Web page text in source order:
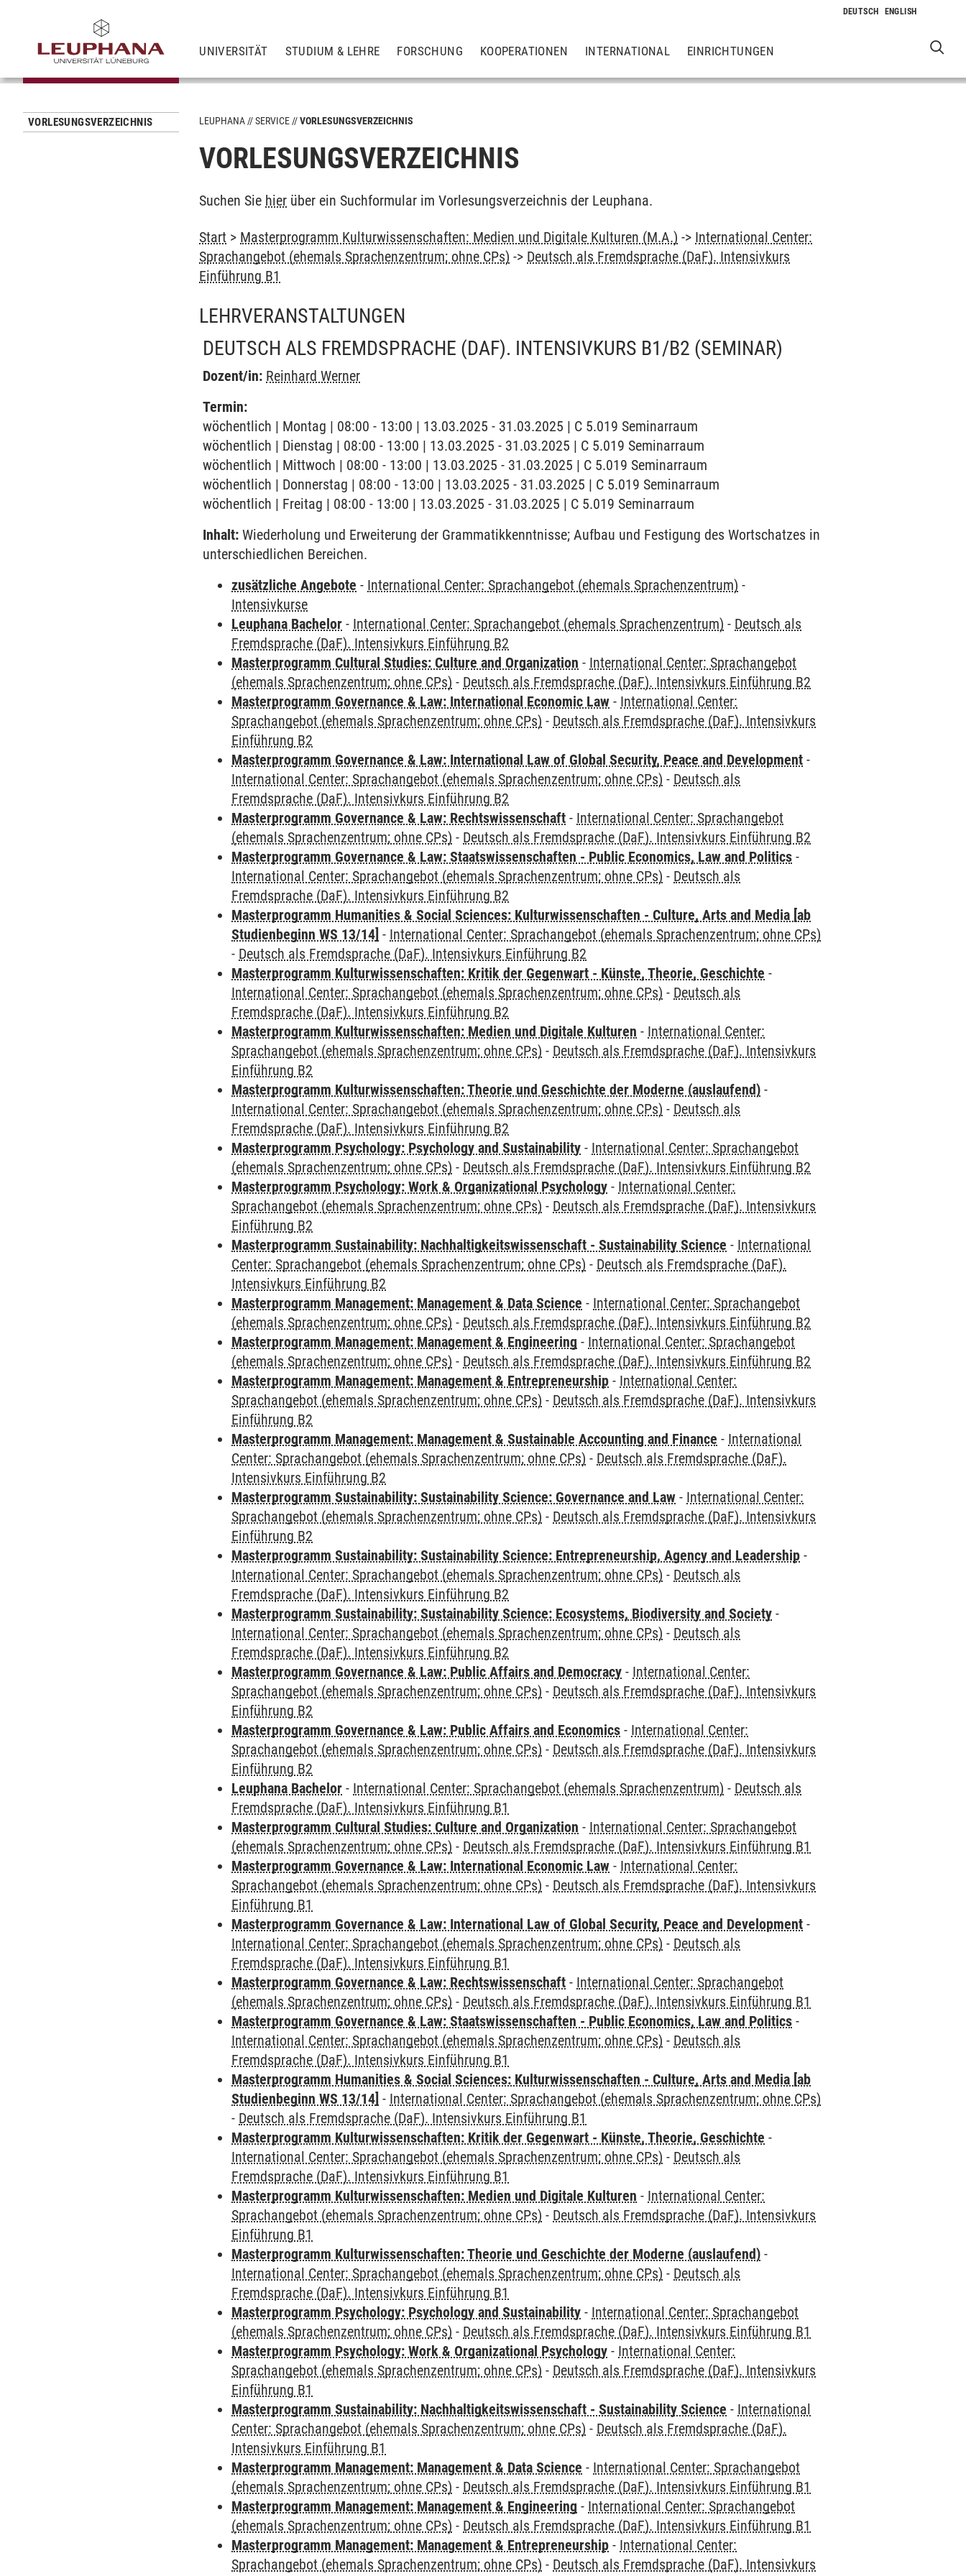
UNIVERSITÄT STUDIUM & LEHRE FORSCHUNG KOOPERATIONEN INTERNATIONAL EINRICHTUNGEN
VORLESUNGSVERZEICHNIS LEUPHANA SERVICE VORLESUNGSVERZEICHNIS
VORLESUNGSVERZEICHNIS
Suchen Sie hier über ein Suchformular im Vorlesungsverzeichnis der Leuphana.
Start > Masterprogramm Kulturwissenschaften: Medien und Digitale Kulturen (M.A.) -> International Center:
Sprachangebot (ehemals Sprachenzentrum; ohne CPs) -> Deutsch als Fremdsprache (DaF). Intensivkurs
Einführung B1
LEHRVERANSTALTUNGEN
DEUTSCH ALS FREMDSPRACHE (DAF). INTENSIVKURS B1/B2 (SEMINAR)
Dozent/in: Reinhard Werner
Termin:
wöchentlich | Montag | 08:00 - 13:00 | 13.03.2025 - 31.03.2025 | C 5.019 Seminarraum
wöchentlich | Dienstag | 08:00 - 13:00 | 13.03.2025 - 31.03.2025 | C 5.019 Seminarraum
wöchentlich | Mittwoch | 08:00 - 13:00 | 13.03.2025 - 31.03.2025 | C 5.019 Seminarraum
wöchentlich | Donnerstag | 08:00 - 13:00 | 13.03.2025 - 31.03.2025 | C 5.019 Seminarraum
wöchentlich | Freitag | 08:00 - 13:00 | 13.03.2025 - 31.03.2025 | C 5.019 Seminarraum
Inhalt: Wiederholung und Erweiterung der Grammatikkenntnisse; Aufbau und Festigung des Wortschatzes in
unterschiedlichen Bereichen.
zusätzliche Angebote - International Center: Sprachangebot (ehemals Sprachenzentrum) -
Intensivkurse
Leuphana Bachelor - International Center: Sprachangebot (ehemals Sprachenzentrum) - Deutsch als
Fremdsprache (DaF). Intensivkurs Einführung B2
Masterprogramm Cultural Studies: Culture and Organization - International Center: Sprachangebot
(ehemals Sprachenzentrum; ohne CPs) - Deutsch als Fremdsprache (DaF). Intensivkurs Einführung B2
Masterprogramm Governance & Law: International Economic Law - International Center:
Sprachangebot (ehemals Sprachenzentrum; ohne CPs) - Deutsch als Fremdsprache (DaF). Intensivkurs
Einführung B2
Masterprogramm Governance & Law: International Law of Global Security, Peace and Development -
International Center: Sprachangebot (ehemals Sprachenzentrum; ohne CPs) - Deutsch als
Fremdsprache (DaF). Intensivkurs Einführung B2
Masterprogramm Governance & Law: Rechtswissenschaft - International Center: Sprachangebot
(ehemals Sprachenzentrum; ohne CPs) - Deutsch als Fremdsprache (DaF). Intensivkurs Einführung B2
Masterprogramm Governance & Law: Staatswissenschaften - Public Economics, Law and Politics -
International Center: Sprachangebot (ehemals Sprachenzentrum; ohne CPs) - Deutsch als
Fremdsprache (DaF). Intensivkurs Einführung B2
Masterprogramm Humanities & Social Sciences: Kulturwissenschaften - Culture, Arts and Media [ab
Studienbeginn WS 13/14] - International Center: Sprachangebot (ehemals Sprachenzentrum; ohne CPs)
- Deutsch als Fremdsprache (DaF). Intensivkurs Einführung B2
Masterprogramm Kulturwissenschaften: Kritik der Gegenwart - Künste, Theorie, Geschichte -
International Center: Sprachangebot (ehemals Sprachenzentrum; ohne CPs) - Deutsch als
Fremdsprache (DaF). Intensivkurs Einführung B2
Masterprogramm Kulturwissenschaften: Medien und Digitale Kulturen - International Center:
Sprachangebot (ehemals Sprachenzentrum; ohne CPs) - Deutsch als Fremdsprache (DaF). Intensivkurs
Einführung B2
Masterprogramm Kulturwissenschaften: Theorie und Geschichte der Moderne (auslaufend) -
International Center: Sprachangebot (ehemals Sprachenzentrum; ohne CPs) - Deutsch als
Fremdsprache (DaF). Intensivkurs Einführung B2
Masterprogramm Psychology: Psychology and Sustainability - International Center: Sprachangebot
(ehemals Sprachenzentrum; ohne CPs) - Deutsch als Fremdsprache (DaF). Intensivkurs Einführung B2
Masterprogramm Psychology: Work & Organizational Psychology - International Center:
Sprachangebot (ehemals Sprachenzentrum; ohne CPs) - Deutsch als Fremdsprache (DaF). Intensivkurs
Einführung B2
Masterprogramm Sustainability: Nachhaltigkeitswissenschaft - Sustainability Science - International
Center: Sprachangebot (ehemals Sprachenzentrum; ohne CPs) - Deutsch als Fremdsprache (DaF).
Intensivkurs Einführung B2
Masterprogramm Management: Management & Data Science - International Center: Sprachangebot
(ehemals Sprachenzentrum; ohne CPs) - Deutsch als Fremdsprache (DaF). Intensivkurs Einführung B2
Masterprogramm Management: Management & Engineering - International Center: Sprachangebot
(ehemals Sprachenzentrum; ohne CPs) - Deutsch als Fremdsprache (DaF). Intensivkurs Einführung B2
Masterprogramm Management: Management & Entrepreneurship - International Center:
Sprachangebot (ehemals Sprachenzentrum; ohne CPs) - Deutsch als Fremdsprache (DaF). Intensivkurs
Einführung B2
Masterprogramm Management: Management & Sustainable Accounting and Finance - International
Center: Sprachangebot (ehemals Sprachenzentrum; ohne CPs) - Deutsch als Fremdsprache (DaF).
Intensivkurs Einführung B2
Masterprogramm Sustainability: Sustainability Science: Governance and Law - International Center:
Sprachangebot (ehemals Sprachenzentrum; ohne CPs) - Deutsch als Fremdsprache (DaF). Intensivkurs
Einführung B2
Masterprogramm Sustainability: Sustainability Science: Entrepreneurship, Agency and Leadership -
International Center: Sprachangebot (ehemals Sprachenzentrum; ohne CPs) - Deutsch als
Fremdsprache (DaF). Intensivkurs Einführung B2
Masterprogramm Sustainability: Sustainability Science: Ecosystems, Biodiversity and Society -
International Center: Sprachangebot (ehemals Sprachenzentrum; ohne CPs) - Deutsch als
Fremdsprache (DaF). Intensivkurs Einführung B2
Masterprogramm Governance & Law: Public Affairs and Democracy - International Center:
Sprachangebot (ehemals Sprachenzentrum; ohne CPs) - Deutsch als Fremdsprache (DaF). Intensivkurs
Einführung B2
Masterprogramm Governance & Law: Public Affairs and Economics - International Center:
Sprachangebot (ehemals Sprachenzentrum; ohne CPs) - Deutsch als Fremdsprache (DaF). Intensivkurs
Einführung B2
Leuphana Bachelor - International Center: Sprachangebot (ehemals Sprachenzentrum) - Deutsch als
Fremdsprache (DaF). Intensivkurs Einführung B1
Masterprogramm Cultural Studies: Culture and Organization - International Center: Sprachangebot
(ehemals Sprachenzentrum; ohne CPs) - Deutsch als Fremdsprache (DaF). Intensivkurs Einführung B1
Masterprogramm Governance & Law: International Economic Law - International Center:
Sprachangebot (ehemals Sprachenzentrum; ohne CPs) - Deutsch als Fremdsprache (DaF). Intensivkurs
Einführung B1
Masterprogramm Governance & Law: International Law of Global Security, Peace and Development -
International Center: Sprachangebot (ehemals Sprachenzentrum; ohne CPs) - Deutsch als
Fremdsprache (DaF). Intensivkurs Einführung B1
Masterprogramm Governance & Law: Rechtswissenschaft - International Center: Sprachangebot
(ehemals Sprachenzentrum; ohne CPs) - Deutsch als Fremdsprache (DaF). Intensivkurs Einführung B1
Masterprogramm Governance & Law: Staatswissenschaften - Public Economics, Law and Politics -
International Center: Sprachangebot (ehemals Sprachenzentrum; ohne CPs) - Deutsch als
Fremdsprache (DaF). Intensivkurs Einführung B1
Masterprogramm Humanities & Social Sciences: Kulturwissenschaften - Culture, Arts and Media [ab
Studienbeginn WS 13/14] - International Center: Sprachangebot (ehemals Sprachenzentrum; ohne CPs)
- Deutsch als Fremdsprache (DaF). Intensivkurs Einführung B1
Masterprogramm Kulturwissenschaften: Kritik der Gegenwart - Künste, Theorie, Geschichte -
International Center: Sprachangebot (ehemals Sprachenzentrum; ohne CPs) - Deutsch als
Fremdsprache (DaF). Intensivkurs Einführung B1
Masterprogramm Kulturwissenschaften: Medien und Digitale Kulturen - International Center:
Sprachangebot (ehemals Sprachenzentrum; ohne CPs) - Deutsch als Fremdsprache (DaF). Intensivkurs
Einführung B1
Masterprogramm Kulturwissenschaften: Theorie und Geschichte der Moderne (auslaufend) -
International Center: Sprachangebot (ehemals Sprachenzentrum; ohne CPs) - Deutsch als
Fremdsprache (DaF). Intensivkurs Einführung B1
Masterprogramm Psychology: Psychology and Sustainability - International Center: Sprachangebot
(ehemals Sprachenzentrum; ohne CPs) - Deutsch als Fremdsprache (DaF). Intensivkurs Einführung B1
Masterprogramm Psychology: Work & Organizational Psychology - International Center:
Sprachangebot (ehemals Sprachenzentrum; ohne CPs) - Deutsch als Fremdsprache (DaF). Intensivkurs
Einführung B1
Masterprogramm Sustainability: Nachhaltigkeitswissenschaft - Sustainability Science - International
Center: Sprachangebot (ehemals Sprachenzentrum; ohne CPs) - Deutsch als Fremdsprache (DaF).
Intensivkurs Einführung B1
Masterprogramm Management: Management & Data Science - International Center: Sprachangebot
(ehemals Sprachenzentrum; ohne CPs) - Deutsch als Fremdsprache (DaF). Intensivkurs Einführung B1
Masterprogramm Management: Management & Engineering - International Center: Sprachangebot
(ehemals Sprachenzentrum; ohne CPs) - Deutsch als Fremdsprache (DaF). Intensivkurs Einführung B1
Masterprogramm Management: Management & Entrepreneurship - International Center:
Sprachangebot (ehemals Sprachenzentrum; ohne CPs) - Deutsch als Fremdsprache (DaF). Intensivkurs